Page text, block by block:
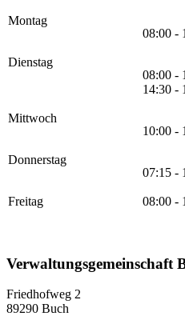
Montag
08:00 -
Dienstag
08:00 -
14:30 -
Mittwoch
10:00 -
Donnerstag
07:15 -
Freitag 08:00 -
Verwaltungsgemeinschaft
Friedhofweg 2
89290 Buch